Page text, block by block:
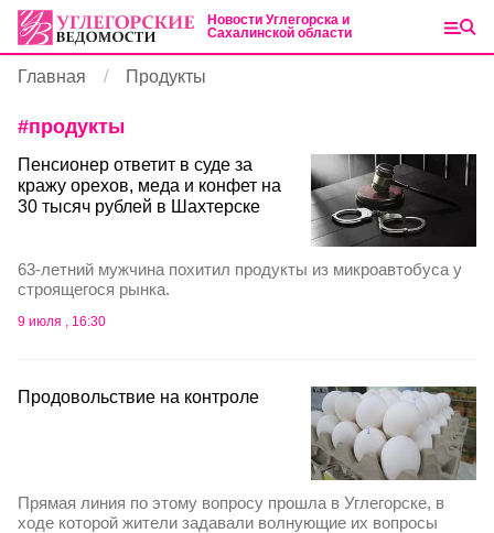
Новости Углегорска и
Сахалинской области
Главная Продукты
#продукты
Пенсионер ответит в суде за
кражу орехов, меда и конфет на
30 тысяч рублей в Шахтерске
63-летний мужчина похитил продукты из микроавтобуса у
строящегося рынка.
9 июля , 16:30
Продовольствие на контроле
Прямая линия по этому вопросу прошла в Углегорске, в
ходе которой жители задавали волнующие их вопросы